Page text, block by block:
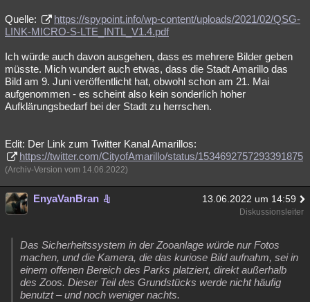
Quelle:
https://spypoint.info/wp-content/uploads/2021/02/QSG-
LINK-MICRO-S-LTE_INTL_V1.4.pdf
Ich würde auch davon ausgehen, dass es mehrere Bilder geben
müsste. Mich wundert auch etwas, dass die Stadt Amarillo das
Bild am 9. Juni veröffentlicht hat, obwohl schon am 21. Mai
aufgenommen - es scheint also kein sonderlich hoher
Aufklärungsbedarf bei der Stadt zu herrschen.
Edit: Der Link zum Twitter Kanal Amarillos:
https://twitter.com/CityofAmarillo/status/1534692757293391875
(Archiv-Version vom 14.06.2022)
EnyaVanBran 13.06.2022 um 14:59
Diskussionsleiter
Das Sicherheitssystem in der Zooanlage würde nur Fotos
machen, und die Kamera, die das kuriose Bild aufnahm, sei in
einem offenen Bereich des Parks platziert, direkt außerhalb
des Zoos. Dieser Teil des Grundstücks werde nicht häufig
benutzt – und noch weniger nachts.